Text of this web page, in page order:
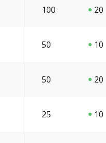
100 20
50 10
50 20
25 10